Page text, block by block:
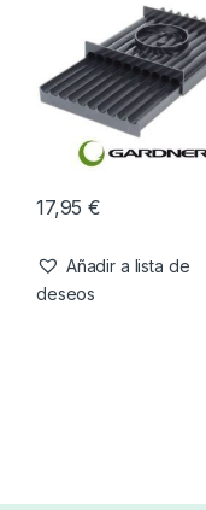
17,95€
Añadir a lista de
deseos